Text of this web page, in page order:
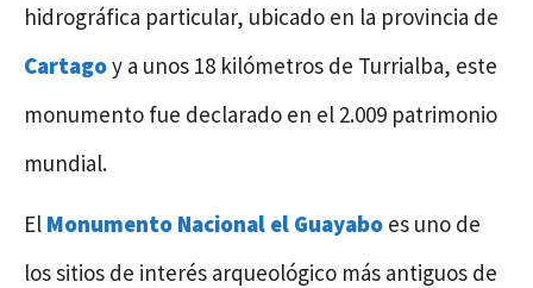
hidrográfica particular, ubicado en la provincia de
Cartagoy a unos 18 kilómetros de Turrialba, este
monumento fue declarado en el 2.009 patrimonio
mundial.
El Monumento Nacional el Guayabo es uno de
los sitios de interés arqueológico más antiguos de